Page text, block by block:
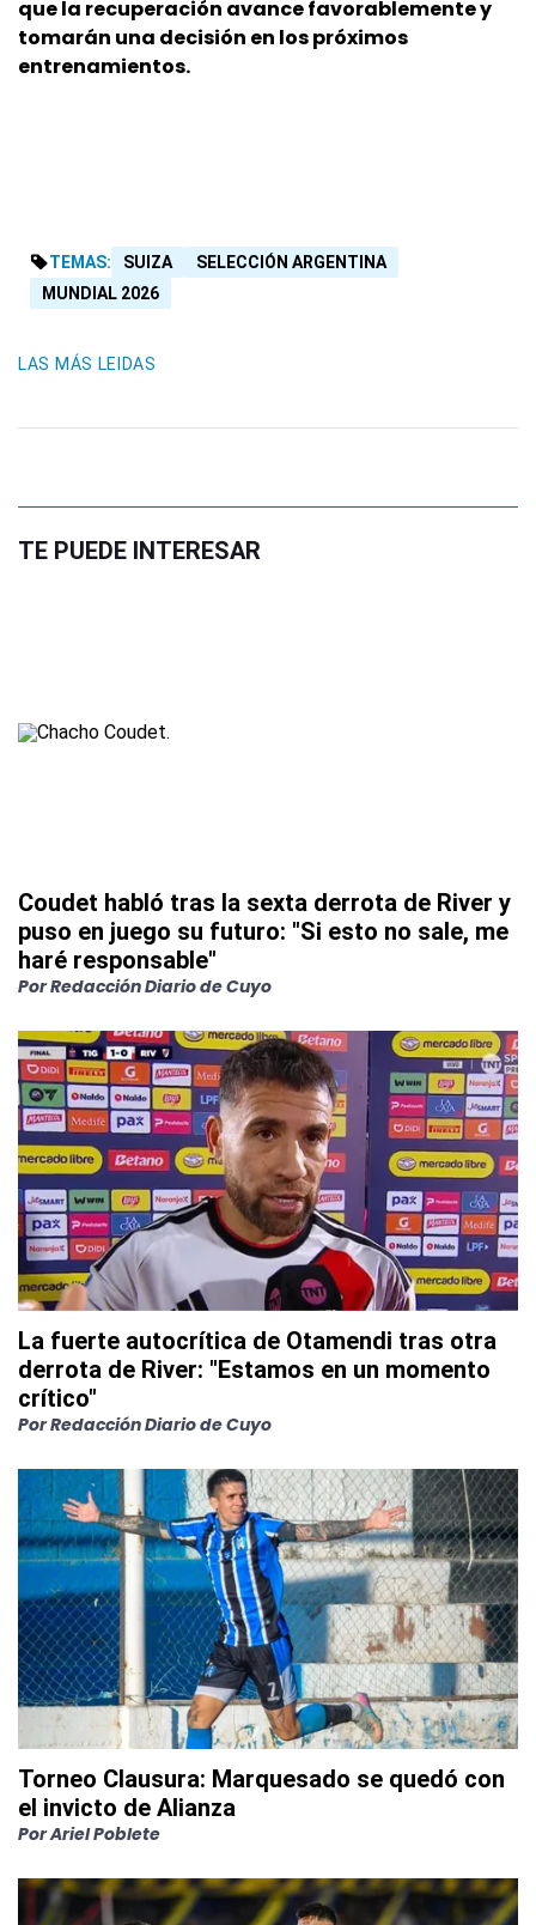
que la recuperación avance favorablemente y
tomarán una decisión en los próximos
entrenamientos.
TEMAS: SUIZA
SELECCIÓN ARGENTINA
MUNDIAL 2026
LAS MÁS LEIDAS
TE PUEDE INTERESAR
Coudet habló tras la sexta derrota de River y
puso en juego su futuro: "Si esto no sale, me
haré responsable"
PorRedacción Diario de Cuyo
La fuerte autocrítica de Otamendi tras otra
derrota de River: "Estamos en un momento
crítico"
PorRedacción Diario de Cuyo
Torneo Clausura: Marquesado se quedó con
el invicto de Alianza
PorAriel Poblete